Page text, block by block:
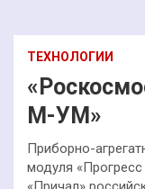
ТЕХНОЛОГИИ
М-УМ»
Приборно-
модуля